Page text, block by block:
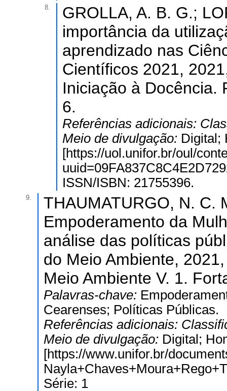
8.
GROLLA, A. B. G.;
importância da
aprendizado nas
Científicos 2021,
Iniciação à Docência.
6.
Referências adicionais:
Meio de divulgação: Digital;
[https://uol.unifor.br/oul/
ISSN/ISBN: 21755396.
9.
THAUMATURGO, N. C.
Empoderamento da
análise das políticas
do Meio Ambiente,
Meio Ambiente V. 1.
Palavras-chave:
Cearenses; Políticas Públicas.
Referências adicionais:
Meio de divulgação: Digital;
[https://www.unifor.br/
Série: 1